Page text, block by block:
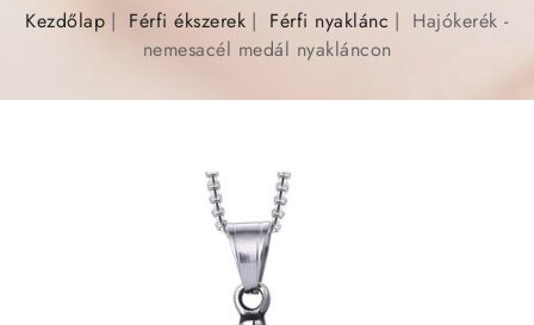
Kezdőlap Férfi ékszerek Férfi nyaklánc
Hajókerék -
nemesacél medál nyakláncon